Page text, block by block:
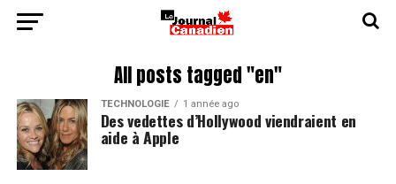
All posts tagged "en"
TECHNOLOGIE 1 année ago
Des vedettes d’Hollywood viendraient en
aide à Apple